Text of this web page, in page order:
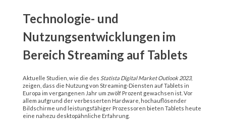
Technologie- und
Nutzungsentwicklungen im
Bereich Streaming auf Tablets
Aktuelle Studien, wie die des Statista Digital Market Outlook 2023,
zeigen, dass die Nutzung von Streaming-Diensten auf Tablets in
Europa im vergangenen Jahr um zwölf Prozent gewachsen ist. Vor
allem aufgrund der verbesserten Hardware, hochauflösender
Bildschirme und leistungsfähiger Prozessoren bieten Tablets heute
eine nahezu desktopähnliche Erfahrung.